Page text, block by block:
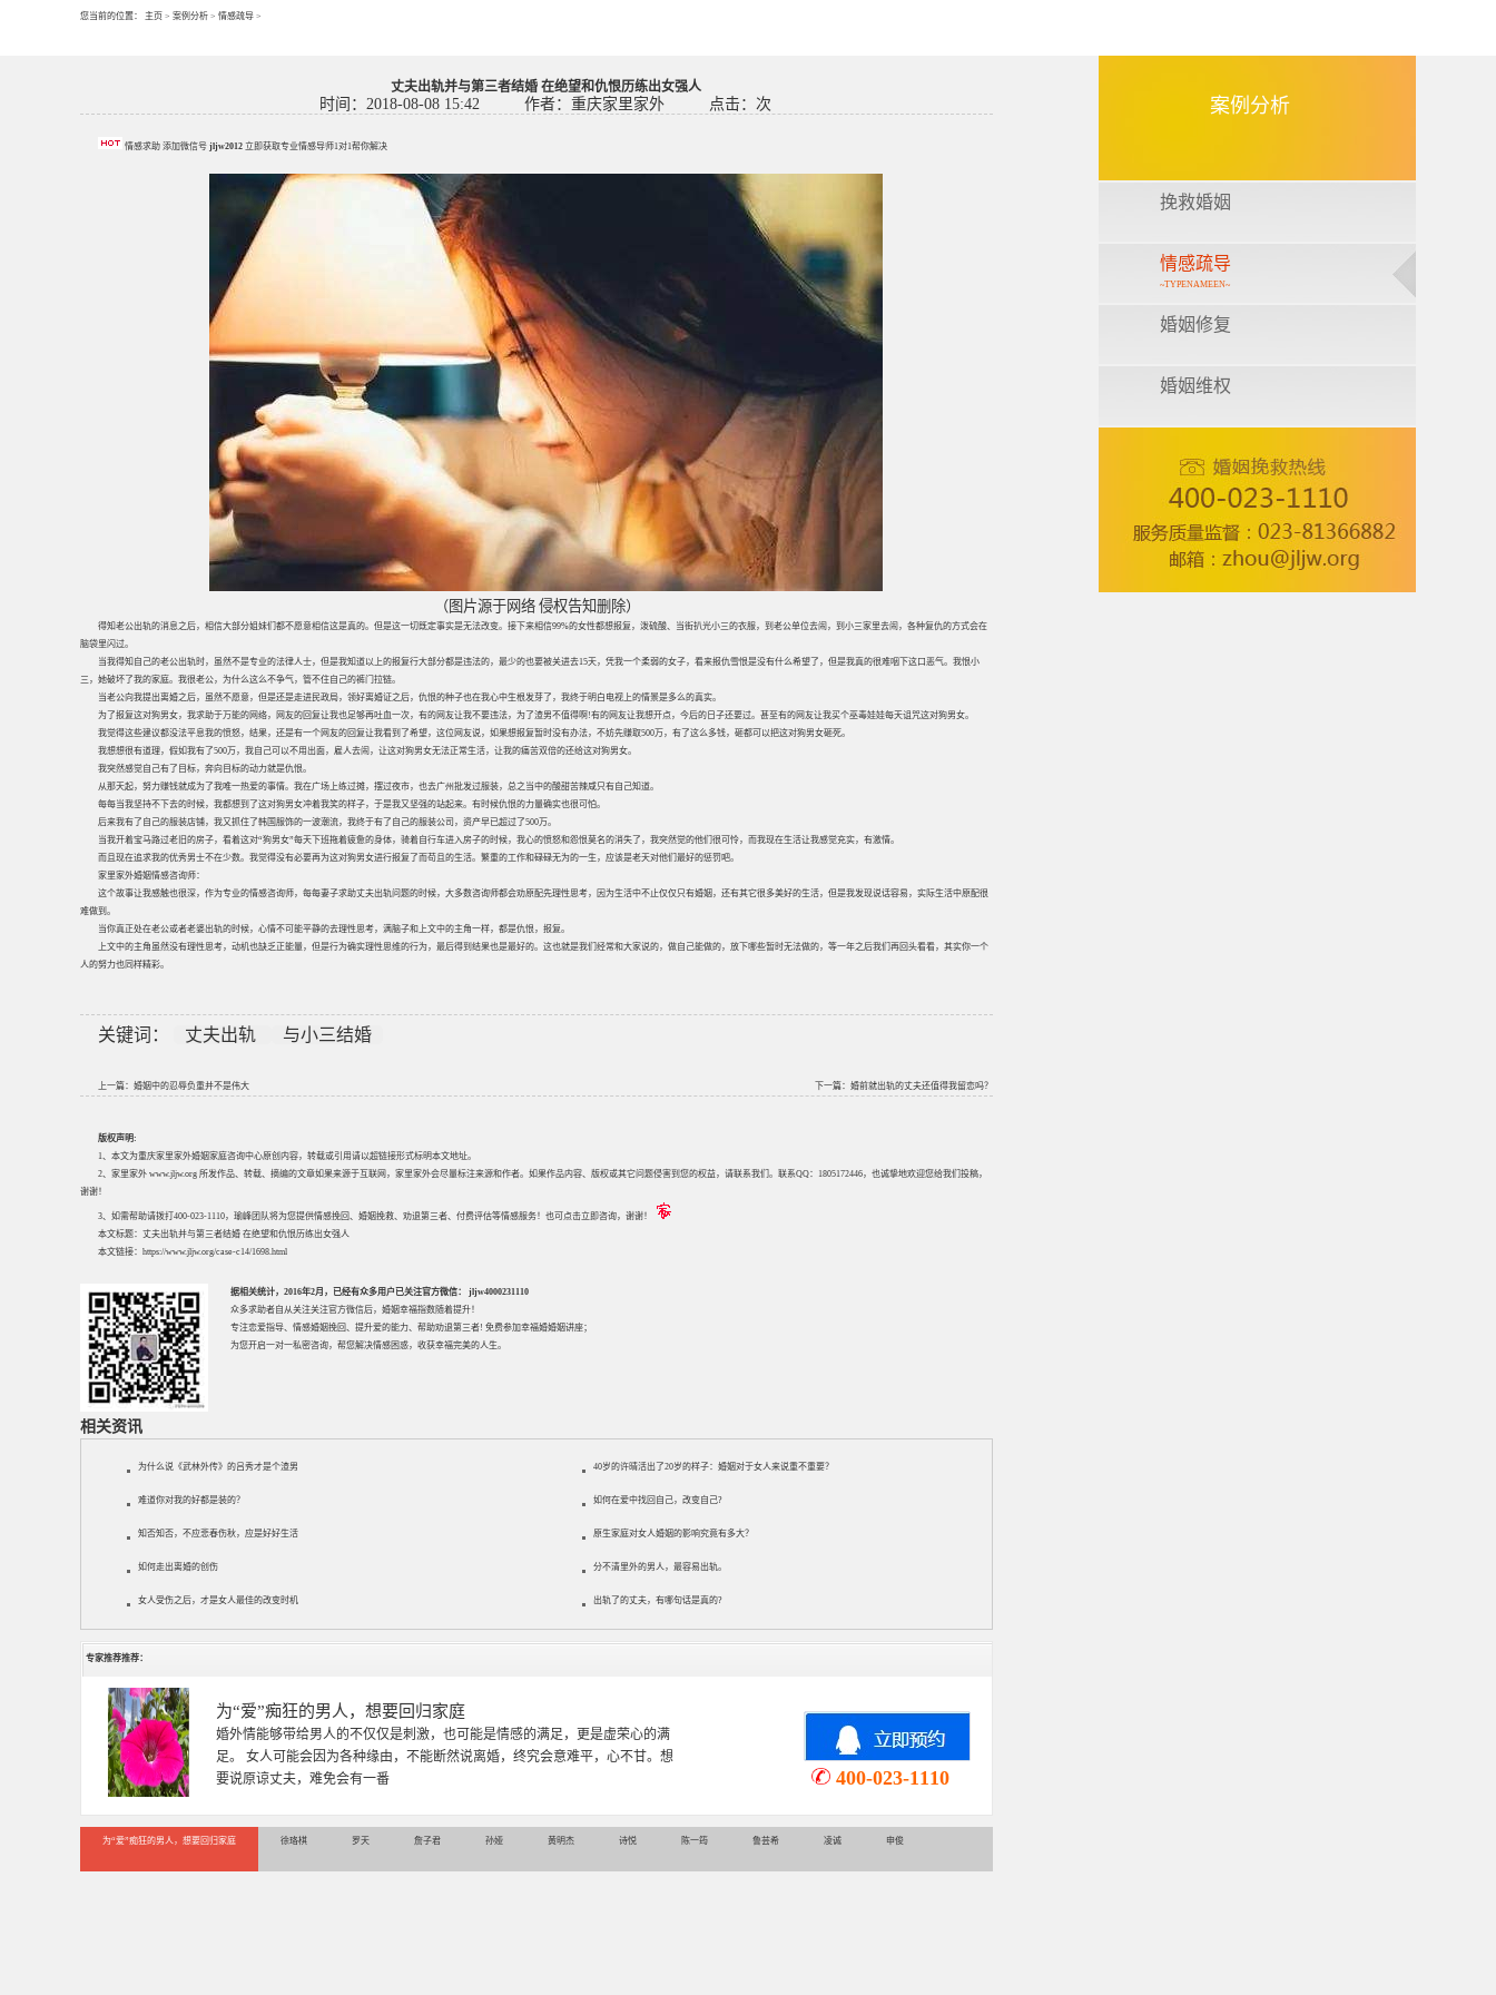
您当前的位置： 主页 > 案例分析 > 情感疏导 >
丈夫出轨并与第三者结婚 在绝望和仇恨历练出女强人
时间：2018-08-08 15:42 作者：重庆家里家外 点击： 次
情感求助 添加微信号 jljw2012 立即获取专业情感导师1对1帮你解决
（图片源于网络 侵权告知删除）
得知老公出轨的消息之后，相信大部分姐妹们都不愿意相信这是真的。但是这一切既定事实是无法改变。接下来相信99%的女性都想报复，泼硫酸、当街扒光小三的衣服，到老公单位去闹，到小三家里去闹，各种复仇的方式会在
脑袋里闪过。
当我得知自己的老公出轨时，虽然不是专业的法律人士，但是我知道以上的报复行大部分都是违法的，最少的也要被关进去15天，凭我一个柔弱的女子，看来报仇雪恨是没有什么希望了，但是我真的很难咽下这口恶气。我恨小
三，她破坏了我的家庭。我很老公，为什么这么不争气，管不住自己的裤门拉链。
当老公向我提出离婚之后，虽然不愿意，但是还是走进民政局，领好离婚证之后，仇恨的种子也在我心中生根发芽了，我终于明白电视上的情景是多么的真实。
为了报复这对狗男女，我求助于万能的网络，网友的回复让我也足够再吐血一次，有的网友让我不要违法，为了渣男不值得啊!有的网友让我想开点，今后的日子还要过。甚至有的网友让我买个巫毒娃娃每天诅咒这对狗男女。
我觉得这些建议都没法平息我的愤怒，结果，还是有一个网友的回复让我看到了希望，这位网友说，如果想报复暂时没有办法，不妨先赚取500万，有了这么多钱，砸都可以把这对狗男女砸死。
我想想很有道理，假如我有了500万，我自己可以不用出面，雇人去闹，让这对狗男女无法正常生活，让我的痛苦双倍的还给这对狗男女。
我突然感觉自己有了目标，奔向目标的动力就是仇恨。
从那天起，努力赚钱就成为了我唯一热爱的事情。我在广场上练过摊，摆过夜市，也去广州批发过服装，总之当中的酸甜苦辣咸只有自己知道。
每每当我坚持不下去的时候，我都想到了这对狗男女冲着我笑的样子，于是我又坚强的站起来。有时候仇恨的力量确实也很可怕。
后来我有了自己的服装店铺，我又抓住了韩国服饰的一波潮流，我终于有了自己的服装公司，资产早已超过了500万。
当我开着宝马路过老旧的房子，看着这对“狗男女”每天下班拖着疲惫的身体，骑着自行车进入房子的时候，我心的愤怒和怨恨莫名的消失了，我突然觉的他们很可怜，而我现在生活让我感觉充实，有激情。
而且现在追求我的优秀男士不在少数。我觉得没有必要再为这对狗男女进行报复了而苟且的生活。繁重的工作和碌碌无为的一生，应该是老天对他们最好的惩罚吧。
家里家外婚姻情感咨询师：
这个故事让我感触也很深，作为专业的情感咨询师，每每妻子求助丈夫出轨问题的时候，大多数咨询师都会劝原配先理性思考，因为生活中不止仅仅只有婚姻，还有其它很多美好的生活，但是我发现说话容易，实际生活中原配很
难做到。
当你真正处在老公或者老婆出轨的时候，心情不可能平静的去理性思考，满脑子和上文中的主角一样，都是仇恨，报复。
上文中的主角虽然没有理性思考，动机也缺乏正能量，但是行为确实理性思维的行为，最后得到结果也是最好的。这也就是我们经常和大家说的，做自己能做的，放下哪些暂时无法做的，等一年之后我们再回头看看，其实你一个
人的努力也同样精彩。
关键词： 丈夫出轨 与小三结婚
上一篇： 婚姻中的忍辱负重并不是伟大 下一篇： 婚前就出轨的丈夫还值得我留恋吗？
版权声明:
1、本文为重庆家里家外婚姻家庭咨询中心原创内容，转载或引用请以超链接形式标明本文地址。
2、家里家外 www.jljw.org 所发作品、转载、摘编的文章如果来源于互联网，家里家外会尽量标注来源和作者。如果作品内容、版权或其它问题侵害到您的权益，请联系我们。联系QQ：1805172446，也诚挚地欢迎您给我们投稿，
谢谢！
3、如需帮助请拨打400-023-1110，瑜峰团队将为您提供情感挽回、婚姻挽救、劝退第三者、付费评估等情感服务！也可点击立即咨询，谢谢！
本文标题： 丈夫出轨并与第三者结婚 在绝望和仇恨历练出女强人
本文链接： https://www.jljw.org/case-c14/1698.html
据相关统计，2016年2月，已经有众多用户已关注官方微信： jljw4000231110
众多求助者自从关注关注官方微信后，婚姻幸福指数随着提升！
专注恋爱指导、 情感婚姻挽回 、提升爱的能力、帮助劝退第三者! 免费参加幸福婚婚姻讲座；
为您开启一对一私密咨询，帮您解决情感困惑，收获幸福完美的人生。
相关资讯
为什么说《武林外传》的吕秀才是个渣男 40岁的许晴活出了20岁的样子：婚姻对于女人来说重不重要？
难道你对我的好都是装的？ 如何在爱中找回自己，改变自己?
知否知否，不应悲春伤秋，应是好好生活 原生家庭对女人婚姻的影响究竟有多大？
如何走出离婚的创伤 分不清里外的男人，最容易出轨。
女人受伤之后，才是女人最佳的改变时机 出轨了的丈夫，有哪句话是真的?
专家推荐推荐：
徐珞棋
徐珞棋，婚姻家庭咨询师，毕业于重庆师范大学心理学专业，从事婚姻情感咨询
多年，对婚姻情感分析、恋爱择偶、夫妻关系，情感挽回、家庭关系等咨询超过
千小时，积累了丰富的咨
400-023-1110
为“爱”痴狂的男人，想要回归家庭 徐珞棋 罗天 詹子君 孙娅 黄明杰 诗悦 陈一筠 鲁芸希 凌诚 申俊
案例分析
挽救婚姻
情感疏导
~TYPENAMEEN~
婚姻修复
婚姻维权